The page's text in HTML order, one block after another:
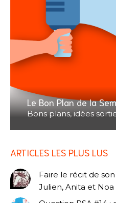
Le Bon Plan de la
Bons plans, idées
ARTICLES LES PLUS LUS
Faire le récit de
Julien, Anita et Noa